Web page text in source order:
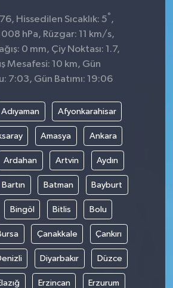
Hissedilen Sıcaklık: 5° ,
hPa, Rüzgar: 11 km/s,
0 mm, Çiy Noktası: 1.7,
Mesafesi: 10 km, Gün
7:03, Gün Batımı: 19:06
Adıyaman Afyonkarahisar
Amasya Ankara
Ardahan Artvin Aydın
Bartın Batman Bayburt
Bingöl Bitlis Bolu
Çanakkale Çankırı
Diyarbakır Düzce
Erzincan Erzurum